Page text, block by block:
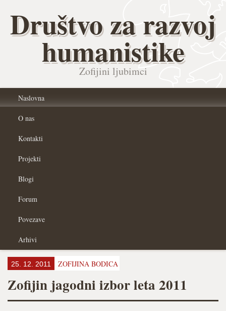
Društvo za razvoj
humanistike
Zofijini ljubimci
Naslovna
O nas
Kontakti
Projekti
Blogi
Forum
Povezave
Arhivi
25. 12. 2011 ZOFIJINA BODICA
Zofijin jagodni izbor leta 2011